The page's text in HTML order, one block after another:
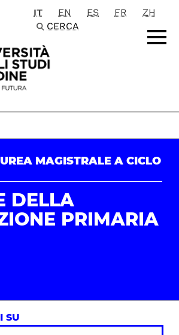
principale
IT EN ES FR
ZH
CERCA
MAGISTRALE A CICLO
DELLA
PRIMARIA
SU